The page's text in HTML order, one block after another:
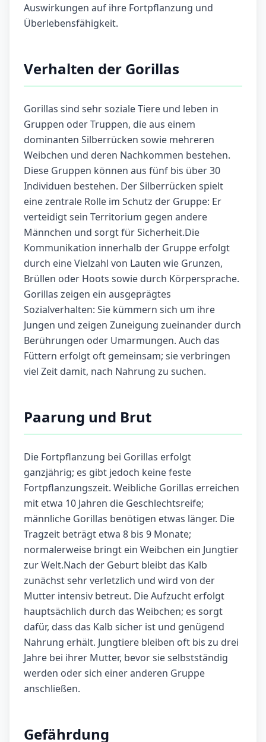
Auswirkungen auf ihre Fortpflanzung und
Überlebensfähigkeit.
Verhalten der Gorillas
Gorillas sind sehr soziale Tiere und leben in
Gruppen oder Truppen, die aus einem
dominanten Silberrücken sowie mehreren
Weibchen und deren Nachkommen bestehen.
Diese Gruppen können aus fünf bis über 30
Individuen bestehen. Der Silberrücken spielt
eine zentrale Rolle im Schutz der Gruppe: Er
verteidigt sein Territorium gegen andere
Männchen und sorgt für Sicherheit.Die
Kommunikation innerhalb der Gruppe erfolgt
durch eine Vielzahl von Lauten wie Grunzen,
Brüllen oder Hoots sowie durch Körpersprache.
Gorillas zeigen ein ausgeprägtes
Sozialverhalten: Sie kümmern sich um ihre
Jungen und zeigen Zuneigung zueinander durch
Berührungen oder Umarmungen. Auch das
Füttern erfolgt oft gemeinsam; sie verbringen
viel Zeit damit, nach Nahrung zu suchen.
Paarung und Brut
Die Fortpflanzung bei Gorillas erfolgt
ganzjährig; es gibt jedoch keine feste
Fortpflanzungszeit. Weibliche Gorillas erreichen
mit etwa 10 Jahren die Geschlechtsreife;
männliche Gorillas benötigen etwas länger. Die
Tragzeit beträgt etwa 8 bis 9 Monate;
normalerweise bringt ein Weibchen ein Jungtier
zur Welt.Nach der Geburt bleibt das Kalb
zunächst sehr verletzlich und wird von der
Mutter intensiv betreut. Die Aufzucht erfolgt
hauptsächlich durch das Weibchen; es sorgt
dafür, dass das Kalb sicher ist und genügend
Nahrung erhält. Jungtiere bleiben oft bis zu drei
Jahre bei ihrer Mutter, bevor sie selbstständig
werden oder sich einer anderen Gruppe
anschließen.
Gefährdung